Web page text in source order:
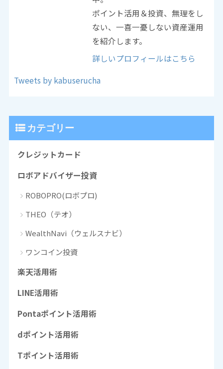
ポイント活用＆投資、無理をし
ない、一喜一憂しない資産運用
を紹介します。
詳しいプロフィールはこちら
Tweets by kabuserucha
カテゴリー
クレジットカード
ロボアドバイザー投資
ROBOPRO(ロボプロ)
THEO（テオ）
WealthNavi（ウェルスナビ）
ワンコイン投資
楽天活用術
LINE活用術
Pontaポイント活用術
dポイント活用術
Tポイント活用術